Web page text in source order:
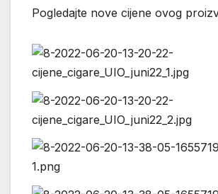
Pogledajte nove cijene ovog